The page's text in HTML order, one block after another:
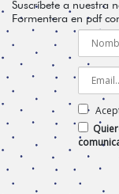
Suscríbete a nuestra
Formentera en pdf